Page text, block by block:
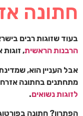
חתונה
בעוד שזוגות רבים
הרבנות הראשית,
אבל העניין הוא,
מתחתנים בחתונה
לזוגות נשואים.
הפתרון? חתונה